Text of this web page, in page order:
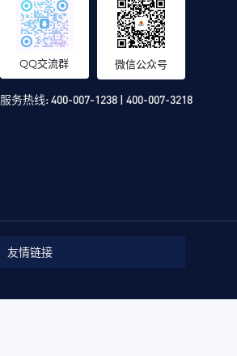
QQ交流群 微信公众号
服务热线:400-007-1238 | 400-007-3218
友情链接